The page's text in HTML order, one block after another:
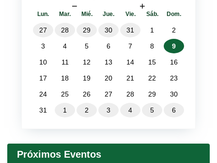
− +
Lun. Mar. Mié. Jue. Vie. Sáb. Dom.
27 28 29 30 31 1 2
3 4 5 6 7 8 9
10 11 12 13 14 15 16
17 18 19 20 21 22 23
24 25 26 27 28 29 30
31 1 2 3 4 5 6
Próximos Eventos